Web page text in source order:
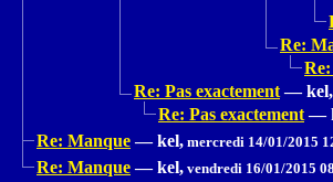
Re:
Re: Pas exactement — kel,
Re: Pas exactement —
Re: Manque — kel, mercredi 14/01/2015
Re: Manque — kel, vendredi 16/01/2015